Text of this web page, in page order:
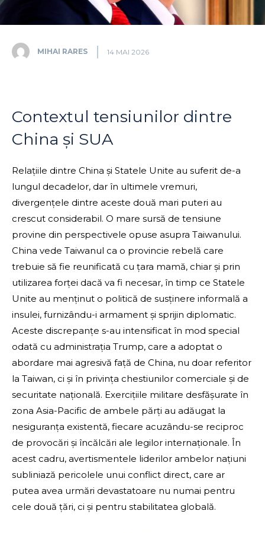
MIHAI RARES 14 MAI 2026
Contextul tensiunilor dintre
China și SUA
Relațiile dintre China și Statele Unite au suferit de-a
lungul decadelor, dar în ultimele vremuri,
divergențele dintre aceste două mari puteri au
crescut considerabil. O mare sursă de tensiune
provine din perspectivele opuse asupra Taiwanului.
China vede Taiwanul ca o provincie rebelă care
trebuie să fie reunificată cu țara mamă, chiar și prin
utilizarea forței dacă va fi necesar, în timp ce Statele
Unite au menținut o politică de susținere informală a
insulei, furnizându-i armament și sprijin diplomatic.
Aceste discrepanțe s-au intensificat în mod special
odată cu administrația Trump, care a adoptat o
abordare mai agresivă față de China, nu doar referitor
la Taiwan, ci și în privința chestiunilor comerciale și de
securitate națională. Exercițiile militare desfășurate în
zona Asia-Pacific de ambele părți au adăugat la
nesiguranța existentă, fiecare acuzându-se reciproc
de provocări și încălcări ale legilor internaționale. În
acest cadru, avertismentele liderilor ambelor națiuni
subliniază pericolele unui conflict direct, care ar
putea avea urmări devastatoare nu numai pentru
cele două țări, ci și pentru stabilitatea globală.